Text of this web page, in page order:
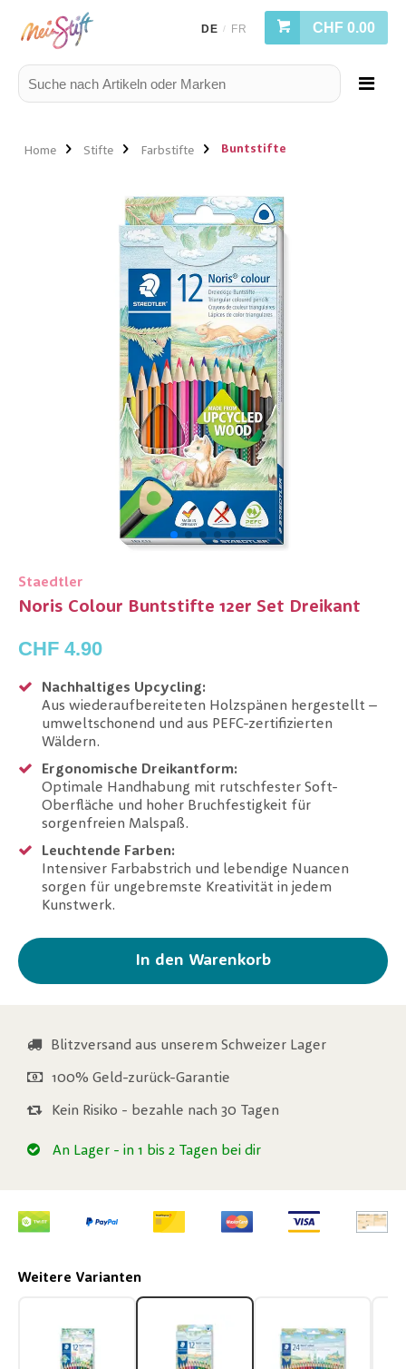
DE / FR CHF 0.00
Home Stifte Farbstifte Buntstifte
Staedtler
Noris Colour Buntstifte 12er Set Dreikant
CHF 4.90
Nachhaltiges Upcycling:
Aus wiederaufbereiteten Holzspänen hergestellt –
umweltschonend und aus PEFC-zertifizierten
Wäldern.
Ergonomische Dreikantform:
Optimale Handhabung mit rutschfester Soft-
Oberfläche und hoher Bruchfestigkeit für
sorgenfreien Malspaß.
Leuchtende Farben:
Intensiver Farbabstrich und lebendige Nuancen
sorgen für ungebremste Kreativität in jedem
Kunstwerk.
In den Warenkorb
Blitzversand aus unserem Schweizer Lager
100% Geld-zurück-Garantie
Kein Risiko - bezahle nach 30 Tagen
An Lager - in 1 bis 2 Tagen bei dir
Weitere Varianten